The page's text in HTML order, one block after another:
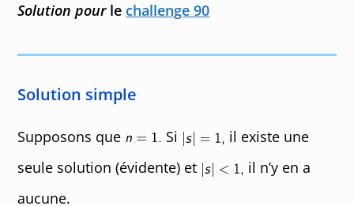
Solution pour le challenge 90
Solution simple
Supposons que Si
il existe une
seule solution (évidente) et
il n’y en a
aucune.